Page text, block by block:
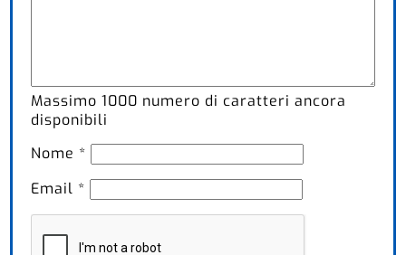
Massimo1000 numero di caratteri ancora
disponibili
Nome *
Email *